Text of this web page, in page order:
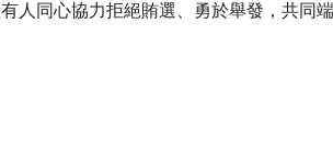
人同心協力拒絕賄選、勇於舉發，共同